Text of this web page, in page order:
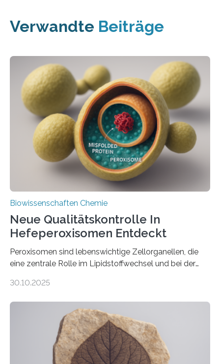
Verwandte Beiträge
Biowissenschaften Chemie
Neue Qualitätskontrolle In
Hefeperoxisomen Entdeckt
Peroxisomen sind lebenswichtige Zellorganellen, die
eine zentrale Rolle im Lipidstoffwechsel und bei der
erfüllen können, müssen zahlreiche Enzyme präzise in
der Ruhr-Universität Bochum um Prof. Dr. Ralf Erdmann
und Dr. Ismaila Francis Yusuf hat nun einen bislang
unbekannten Qualitätskontrollmechanismus des
peroxisomalen Proteintransports in der Bäckerhefe
Saccharomyces cerevisiae entdeckt, der für die
30.10.2025